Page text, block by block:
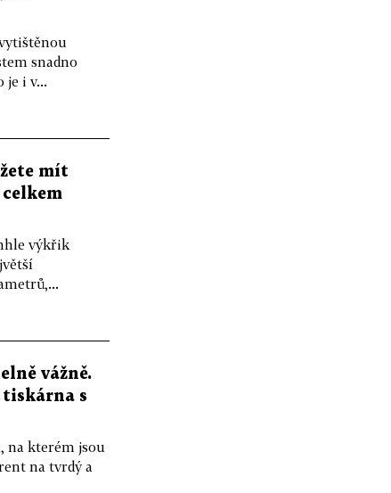
snadno
je i v...
mít
výkřik
vážně.
tiskárna s
na kterém jsou
na tvrdý a